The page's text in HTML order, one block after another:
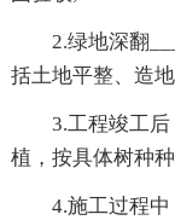
2.绿地深翻
括土地平整、造
3.工程竣工
植，按具体树种
4.施工过程